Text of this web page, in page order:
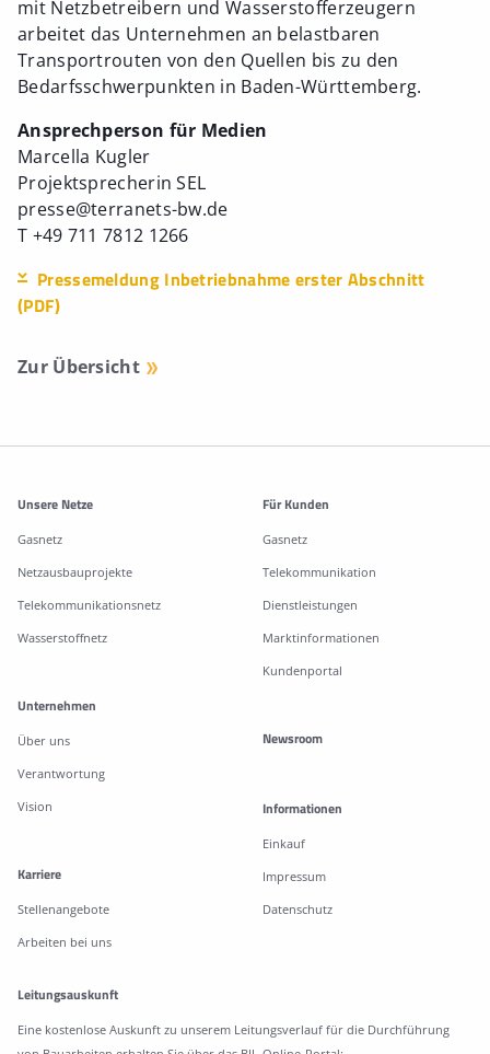
mit Netzbetreibern und Wasserstofferzeugern
arbeitet das Unternehmen an belastbaren
Transportrouten von den Quellen bis zu den
Bedarfsschwerpunkten in Baden-Württemberg.
Ansprechperson für Medien
Marcella Kugler
Projektsprecherin SEL
presse@terranets-bw.de
T +49 711 7812 1266
Pressemeldung Inbetriebnahme erster Abschnitt
(PDF)
Zur Übersicht
Weitere Informationen
Unsere Netze
Gasnetz
Netzausbauprojekte
Telekommunikationsnetz
Wasserstoffnetz
Für Kunden
Gasnetz
Telekommunikation
Dienstleistungen
Marktinformationen
Kundenportal
Unternehmen
Über uns
Verantwortung
Vision
Karriere
Stellenangebote
Arbeiten bei uns
Newsroom
Informationen
Einkauf
Impressum
Datenschutz
Leitungsauskunft
Eine kostenlose Auskunft zu unserem Leitungsverlauf für die Durchführung